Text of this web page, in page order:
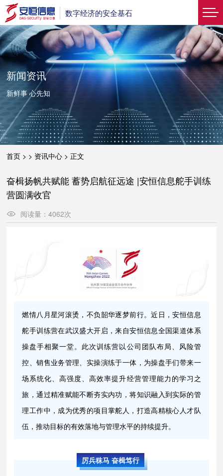
数字经济的安全基石
新闻资讯
新鲜事 心先知
首页 > > 资讯中心 >正文
奋楫扬帆共赋能 蓄势启航征远途 |安恒信息舵手训练
营圆满收官
阅读量：4062次
燃情八月星河滚烫，不负韶华逐梦前行。近日，安恒信息
舵手训练营在武汉盛大开启，来自安恒信息全国渠道体系
操盘手相聚一堂。此次训练营以公司团队布局、风险管
控、销售业务管理、实操演练于一体，为操盘手们带来一
场系统化、高强度、高效率提升经营管理能力的学习之
旅，通过精准赋能不断夯实内功，将知识融入到实际的管
理工作中，成为优秀的项目掌舵人，打造高精核心人才队
伍，推动目标的有效落地与管理水平的持续提升。
厉兵秣马 奋楫笃行